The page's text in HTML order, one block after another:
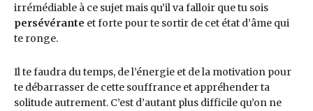
irrémédiable à ce sujet mais qu’il va falloir que tu sois
persévérante et forte pour te sortir de cet état d’âme qui
te ronge.
Il te faudra du temps, de l’énergie et de la motivation pour
te débarrasser de cette souffrance et appréhender ta
solitude autrement. C’est d’autant plus difficile qu’on ne